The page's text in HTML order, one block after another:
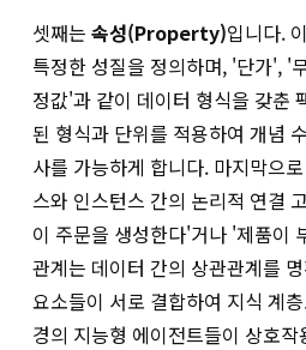
셋째는 속성(Property)입니다.
특정한 성질을 정의하며, '단가', '
정값'과 같이 데이터 형식을 갖춘
된 형식과 단위를 적용하여 개념
사를 가능하게 합니다. 마지막으로
스와 인스턴스 간의 논리적 연결
이 주문을 생성한다'거나 '제품이
관계는 데이터 간의 상관관계를
요소들이 서로 결합하여 지식 계
경의 지능형 에이전트들이 상호